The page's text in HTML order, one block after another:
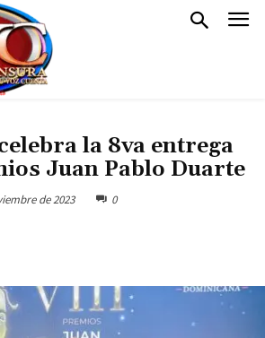
la 8va entrega
Juan Pablo Duarte
de 2023 0